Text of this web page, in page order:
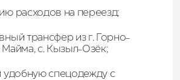
расходов на переезд;
трансфер из г. Горно-
Майма, с. Кызыл-Озёк;
удобную спецодежду с